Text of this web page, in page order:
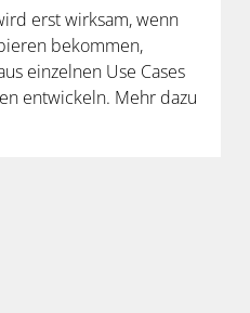
erst wirksam, wenn
bekommen,
einzelnen Use Cases
entwickeln. Mehr dazu